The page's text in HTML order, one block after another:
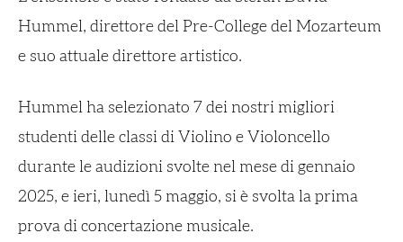
Hummel, direttore del Pre-College del Mozarteum
e suo attuale direttore artistico.
Hummel ha selezionato 7 dei nostri migliori
studenti delle classi di Violino e Violoncello
durante le audizioni svolte nel mese di gennaio
2025, e ieri, lunedì 5 maggio, si è svolta la prima
prova di concertazione musicale.